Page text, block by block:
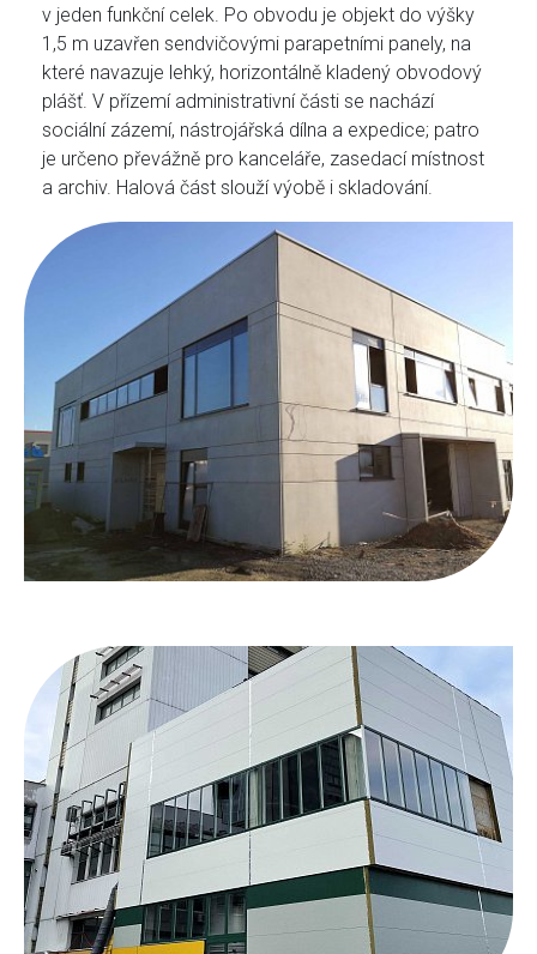
v jeden funkční celek. Po obvodu je objekt do výšky
1,5 m uzavřen sendvičovými parapetními panely, na
které navazuje lehký, horizontálně kladený obvodový
plášť. V přízemí administrativní části se nachází
sociální zázemí, nástrojářská dílna a expedice; patro
je určeno převážně pro kanceláře, zasedací místnost
a archiv. Halová část slouží výobě i skladování.